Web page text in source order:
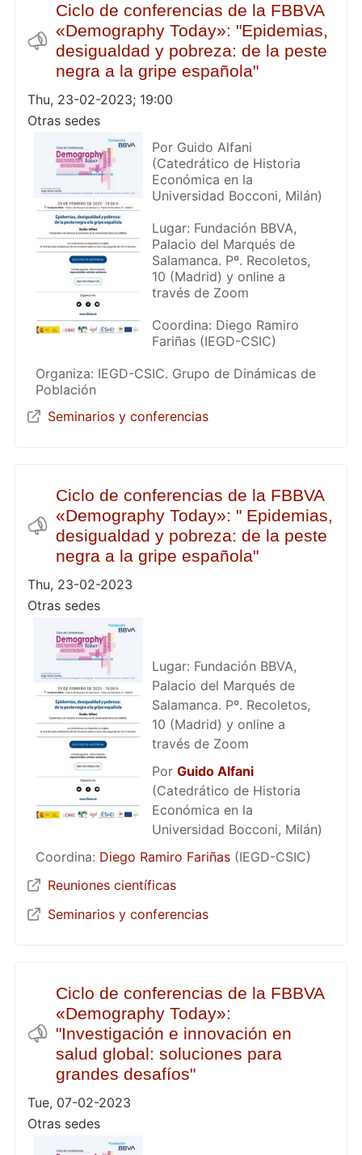
Ciclo de conferencias de la FBBVA
«Demography Today»: "Epidemias,
desigualdad y pobreza: de la peste
negra a la gripe española"
Thu, 23-02-2023; 19:00
Otras sedes
Por Guido Alfani
(Catedrático de Historia
Económica en la
Universidad Bocconi, Milán)
Lugar: Fundación BBVA,
Palacio del Marqués de
Salamanca. Pº. Recoletos,
10 (Madrid) y online a
través de Zoom
Coordina: Diego Ramiro
Fariñas (IEGD-CSIC)
Organiza: IEGD-CSIC. Grupo de Dinámicas de
Población
Seminarios y conferencias
Ciclo de conferencias de la FBBVA
«Demography Today»: " Epidemias,
desigualdad y pobreza: de la peste
negra a la gripe española"
Thu, 23-02-2023
Otras sedes
Lugar: Fundación BBVA,
Palacio del Marqués de
Salamanca. Pº. Recoletos,
10 (Madrid) y online a
través de Zoom
Por Guido Alfani
(Catedrático de Historia
Económica en la
Universidad Bocconi, Milán)
Coordina: Diego Ramiro Fariñas(IEGD-CSIC)
Reuniones científicas
Seminarios y conferencias
Ciclo de conferencias de la FBBVA
«Demography Today»:
"Investigación e innovación en
salud global: soluciones para
grandes desafíos"
Tue, 07-02-2023
Otras sedes